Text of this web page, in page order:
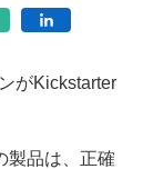
がKickstarter
製品は、正確